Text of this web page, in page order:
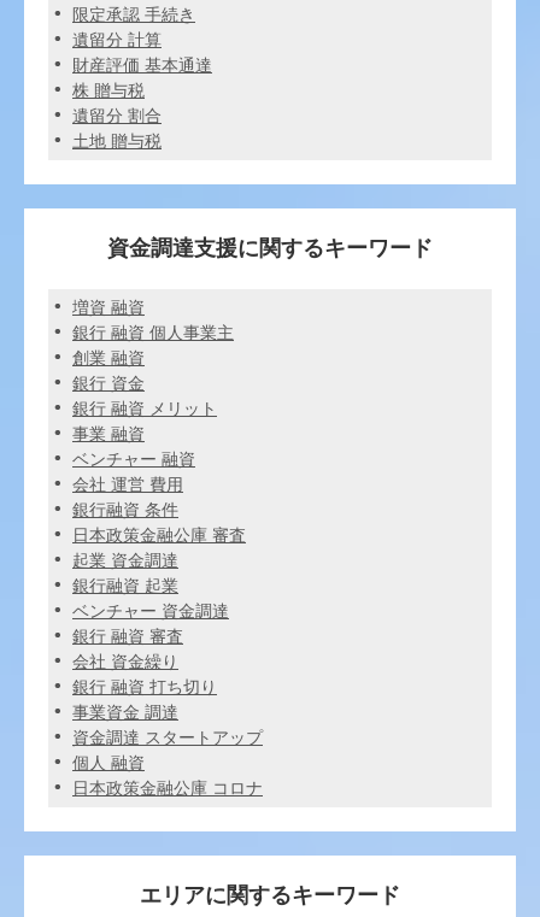
限定承認 手続き
遺留分 計算
財産評価 基本通達
株 贈与税
遺留分 割合
土地 贈与税
資金調達支援に関するキーワード
増資 融資
銀行 融資 個人事業主
創業 融資
銀行 資金
銀行 融資 メリット
事業 融資
ベンチャー 融資
会社 運営 費用
銀行融資 条件
日本政策金融公庫 審査
起業 資金調達
銀行融資 起業
ベンチャー 資金調達
銀行 融資 審査
会社 資金繰り
銀行 融資 打ち切り
事業資金 調達
資金調達 スタートアップ
個人 融資
日本政策金融公庫 コロナ
エリアに関するキーワード